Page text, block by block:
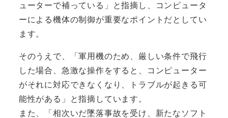
ューターで補っている」と指摘し、コンピュータ
ーによる機体の制御が重要なポイントだとしてい
ます。
そのうえで、「軍用機のため、厳しい条件で飛行
した場合、急激な操作をすると、コンピューター
がそれに対応できなくなり、トラブルが起きる可
能性がある」と指摘しています。
また、「相次いだ墜落事故を受け、新たなソフト